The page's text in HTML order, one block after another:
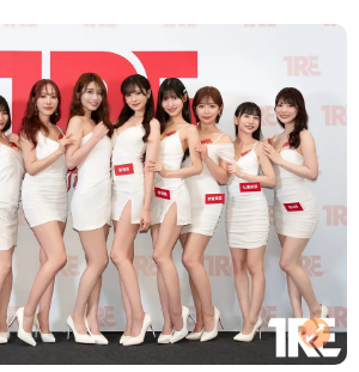
怒發聲：已截圖
預測！今天「9地區」達停班課
友3碩1博都在騙？ 精神科醫
謊者」無法治